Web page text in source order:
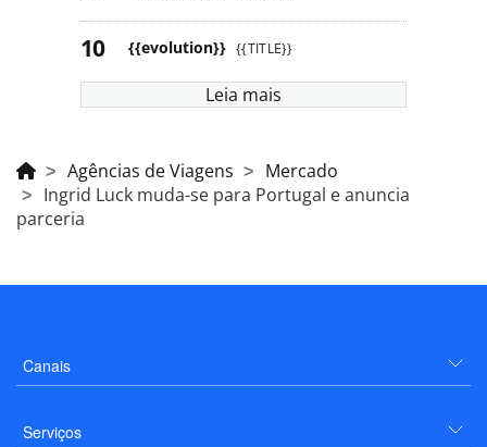
{{evolution}} {{TITLE}}
Leia mais
Agências de Viagens
Mercado
Ingrid Luck muda-se para Portugal e anuncia
parceria
Canais
Serviços